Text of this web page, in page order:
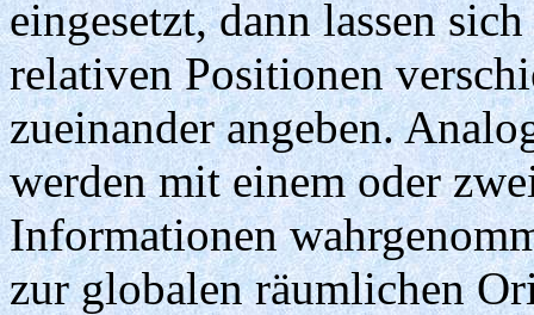
eingesetzt, dann lassen
relativen Positionen
zueinander angeben.
werden mit einem oder
Informationen
zur globalen räumlichen